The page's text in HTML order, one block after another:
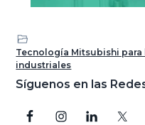
Tecnología Mitsubishi
industriales
Barra
lateral
Síguenos en las